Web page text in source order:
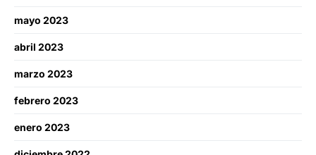
mayo 2023
abril 2023
marzo 2023
febrero 2023
enero 2023